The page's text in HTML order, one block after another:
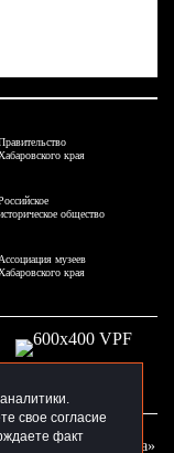
края
общество
Ассоциация музеев
края
Н.И. Гродекова»
свое согласие
факт